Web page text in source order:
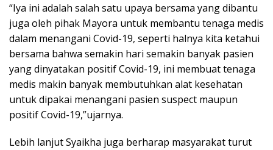
“Iya ini adalah salah satu upaya bersama yang dibantu
juga oleh pihak Mayora untuk membantu tenaga medis
dalam menangani Covid-19, seperti halnya kita ketahui
bersama bahwa semakin hari semakin banyak pasien
yang dinyatakan positif Covid-19, ini membuat tenaga
medis makin banyak membutuhkan alat kesehatan
untuk dipakai menangani pasien suspect maupun
positif Covid-19,”ujarnya.
Lebih lanjut Syaikha juga berharap masyarakat turut